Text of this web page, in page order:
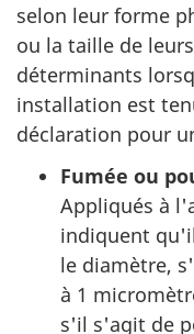
selon leur forme
ou la taille de
déterminants
installation est
déclaration pour
Fumée ou
Appliqués à
indiquent
le diamètre,
à 1
s'il s'agit de